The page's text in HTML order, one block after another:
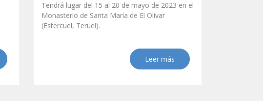
Tendrá lugar del 15 al 20 de mayo de 2023 en el
Monasterio de Santa María de El Olivar
(Estercuel, Teruel).
Leer más